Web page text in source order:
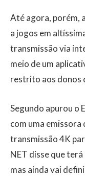
Até agora, porém,
a jogos em
transmissão via
meio de um
restrito aos donos
Segundo apurou o
com uma
transmissão 4K
NET disse que
mas ainda vai